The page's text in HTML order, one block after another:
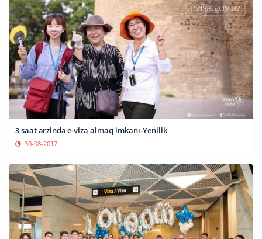
3 saat ərzində e-viza almaq imkanı-Yenilik
30-08-2017